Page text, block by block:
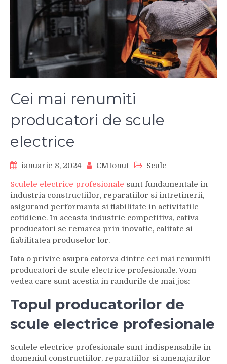
Cei mai renumiti
producatori de scule
electrice
ianuarie 8, 2024 CMIonut Scule
Sculele electrice profesionale sunt fundamentale in
industria constructiilor, reparatiilor si intretinerii,
asigurand performanta si fiabilitate in activitatile
cotidiene. In aceasta industrie competitiva, cativa
producatori se remarca prin inovatie, calitate si
fiabilitatea produselor lor.
Iata o privire asupra catorva dintre cei mai renumiti
producatori de scule electrice profesionale. Vom
vedea care sunt acestia in randurile de mai jos:
Topul producatorilor de
scule electrice profesionale
Sculele electrice profesionale sunt indispensabile in
domeniul constructiilor, reparatiilor si amenajarilor